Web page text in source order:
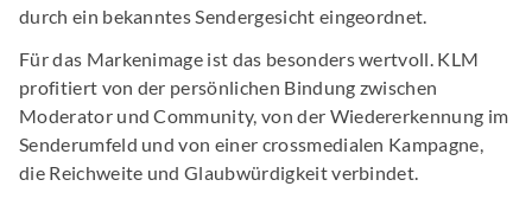
durch ein bekanntes Sendergesicht eingeordnet.
Für das Markenimage ist das besonders wertvoll. KLM
profitiert von der persönlichen Bindung zwischen
Moderator und Community, von der Wiedererkennung im
Senderumfeld und von einer crossmedialen Kampagne,
die Reichweite und Glaubwürdigkeit verbindet.